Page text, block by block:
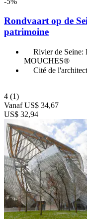
Rondvaart op de
patrimoine
Rivier de
MOUCHES®
Cité de
4 (1)
Vanaf US$ 34,67
US$ 32,94